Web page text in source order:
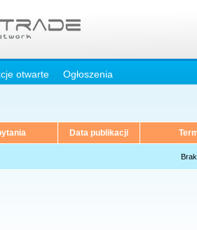
otwarte Ogłoszenia
Data publikacji